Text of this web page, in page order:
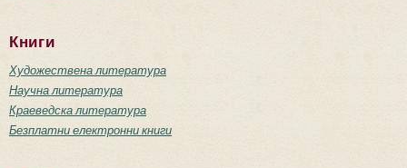
Книги
Художествена литература
Научна литература
Краеведска литература
Безплатни електронни книги